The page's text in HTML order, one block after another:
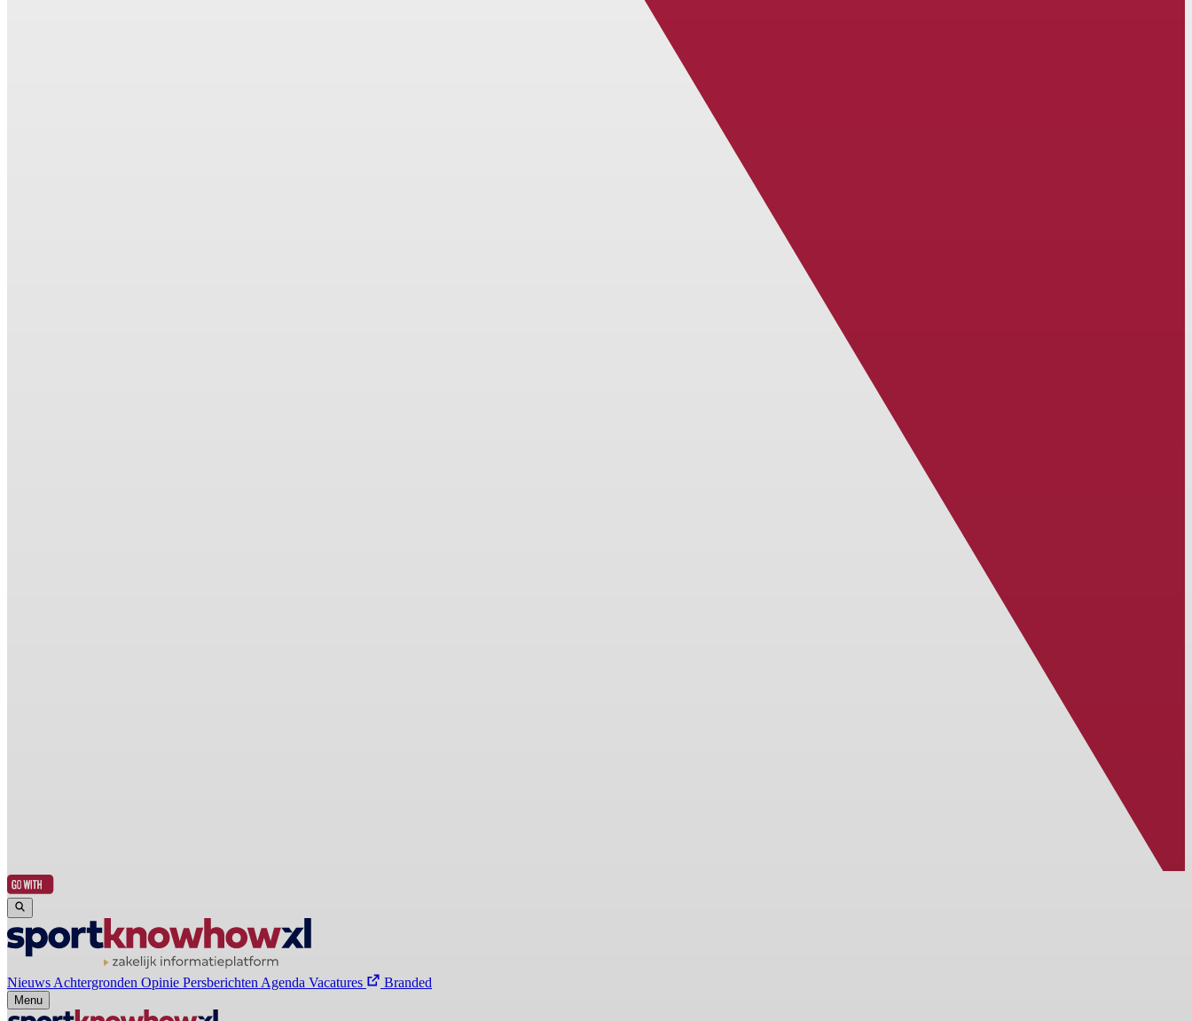
Nieuws Achtergronden Opinie Persberichten Agenda Vacatures Branded
Menu